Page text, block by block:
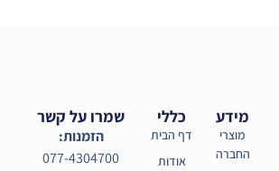
כללי
דף הבית
אודות
מידע
מוצרי
החברה
שמרו על קשר
הזמנות:
077-4304700